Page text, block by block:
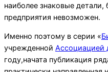
наиболее знаковые детали,
предприятия невозможен.
Именно поэтому в серии «
учрежденной Ассоциацией
году,начата публикация